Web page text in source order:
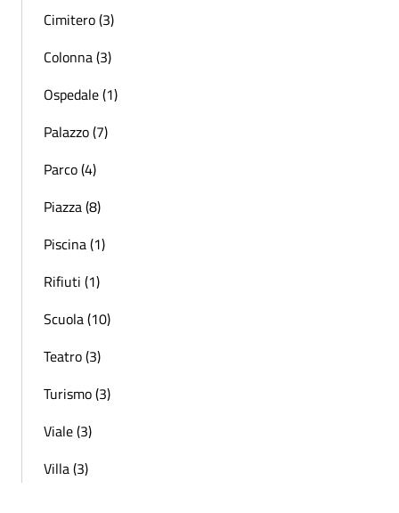
Cimitero (3)
Colonna (3)
Ospedale (1)
Palazzo (7)
Parco (4)
Piazza (8)
Piscina (1)
Rifiuti (1)
Scuola (10)
Teatro (3)
Turismo (3)
Viale (3)
Villa (3)